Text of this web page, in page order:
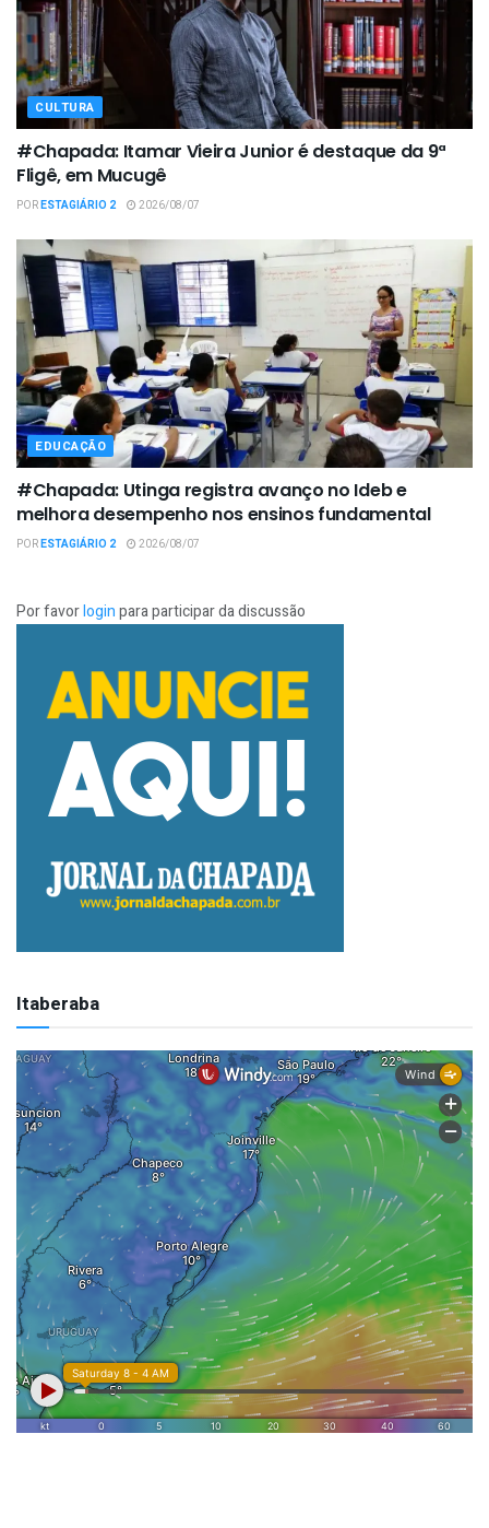
CULTURA
#Chapada: Itamar Vieira Junior é destaque da 9ª
Fligê, em Mucugê
PORESTAGIÁRIO 2 2026/08/07
EDUCAÇÃO
#Chapada: Utinga registra avanço no Ideb e
melhora desempenho nos ensinos fundamental
PORESTAGIÁRIO 2 2026/08/07
Por favorloginpara participar da discussão
Itaberaba